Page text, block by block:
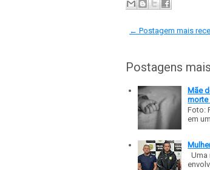
← Postagem mais
Postagens
Mãe
morte
Foto:
em
Uma